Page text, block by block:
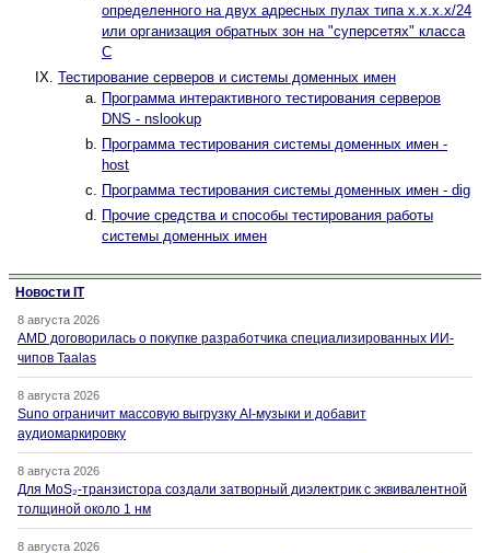
определенного на двух адресных пулах типа х.х.х.х/24
или организация обратных зон на "суперсетях" класса
C
Тестирование серверов и системы доменных имен
Программа интерактивного тестирования серверов
DNS - nslookup
Программа тестирования системы доменных имен -
host
Программа тестирования системы доменных имен - dig
Прочие средства и способы тестирования работы
системы доменных имен
Новости IT
8 августа 2026
AMD договорилась о покупке разработчика специализированных ИИ-
чипов Taalas
8 августа 2026
Suno ограничит массовую выгрузку AI-музыки и добавит
аудиомаркировку
8 августа 2026
Для MoS₂-транзистора создали затворный диэлектрик с эквивалентной
толщиной около 1 нм
8 августа 2026